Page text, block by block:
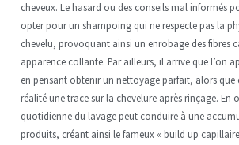
cheveux. Le hasard ou des conseils mal informés
opter pour un shampoing qui ne respecte pas la
chevelu, provoquant ainsi un enrobage des fibres
apparence collante. Par ailleurs, il arrive que l’on
en pensant obtenir un nettoyage parfait, alors que
réalité une trace sur la chevelure après rinçage. En
quotidienne du lavage peut conduire à une
produits, créant ainsi le fameux « build up